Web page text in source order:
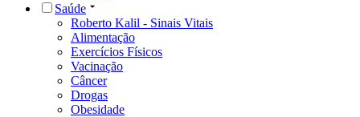
Saúde
Roberto Kalil - Sinais Vitais
Alimentação
Exercícios Físicos
Vacinação
Câncer
Drogas
Obesidade